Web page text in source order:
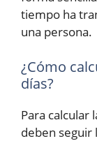
tiempo ha
una persona.
¿Cómo
días?
Para calcular
deben seguir